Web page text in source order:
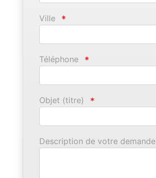
Ville *
Téléphone *
Objet (titre) *
Description de votre demande